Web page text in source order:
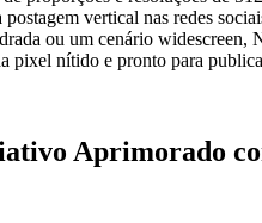
postagem vertical nas redes
ou um cenário widescreen,
pixel nítido e pronto para
Aprimorado